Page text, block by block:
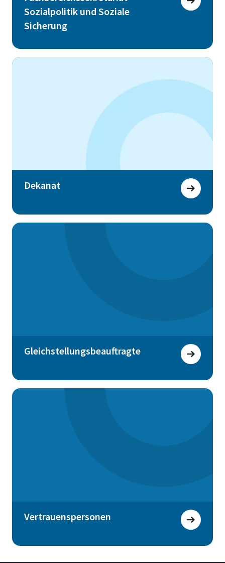
Sozialpolitik und Soziale
Sicherung
Dekanat
Gleichstellungsbeauftragte
Vertrauenspersonen